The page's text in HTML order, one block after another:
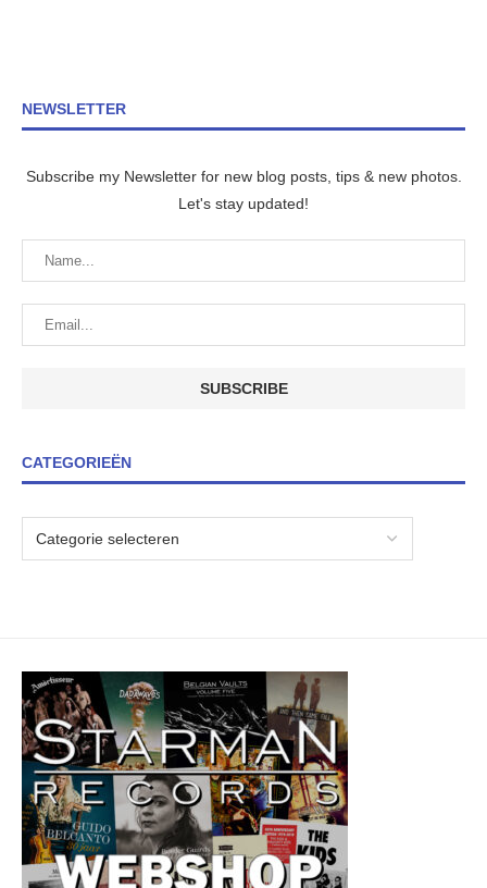
NEWSLETTER
Subscribe my Newsletter for new blog posts, tips & new photos.
Let's stay updated!
CATEGORIEËN